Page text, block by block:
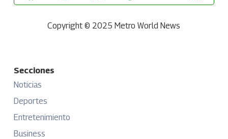
Copyright © 2025 Metro World News
Secciones
Noticias
Deportes
Entretenimiento
Business